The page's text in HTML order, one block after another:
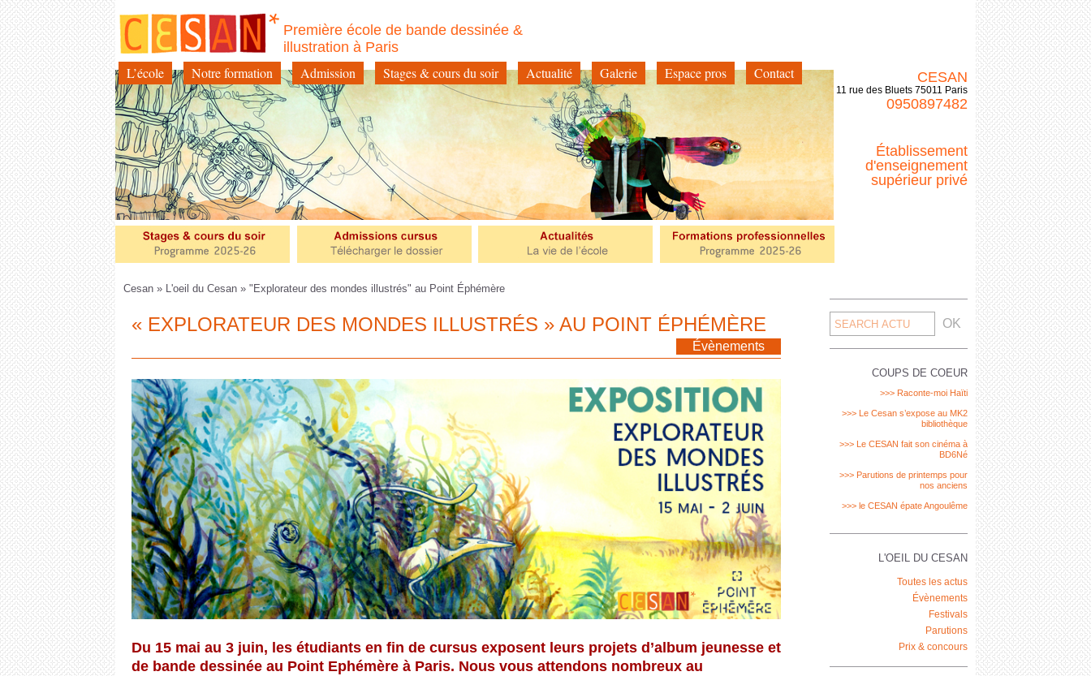
Première école de bande dessinée &
illustration à Paris
Aller
au
contenu
L’école Notre formation Admission Stages & cours du soir Actualité Galerie Espace pros Contact CESAN
11 rue des Bluets 75011 Paris
0950897482
Établissement
d'enseignement
supérieur privé
Cesan » L'oeil du Cesan » "Explorateur des mondes illustrés" au Point Éphémère
« EXPLORATEUR DES MONDES ILLUSTRÉS » AU POINT ÉPHÉMÈRE
<<< Retour
Évènements
Du 15 mai au 3 juin, les étudiants en fin de cursus exposent leurs projets d’album jeunesse et
de bande dessinée au Point Ephémère à Paris. Nous vous attendons nombreux au
Search
for:
COUPS DE COEUR
>>> Raconte-moi Haïti
>>> Le Cesan s’expose au MK2
bibliothèque
>>> Le CESAN fait son cinéma à
BD6Né
>>> Parutions de printemps pour
nos anciens
>>> le CESAN épate Angoulême
L'OEIL DU CESAN
Toutes les actus
Évènements
Festivals
Parutions
Prix & concours